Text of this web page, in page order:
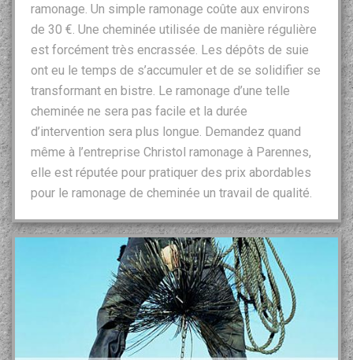
ramonage. Un simple ramonage coûte aux environs
de 30 €. Une cheminée utilisée de manière régulière
est forcément très encrassée. Les dépôts de suie
ont eu le temps de s’accumuler et de se solidifier se
transformant en bistre. Le ramonage d’une telle
cheminée ne sera pas facile et la durée
d’intervention sera plus longue. Demandez quand
même à l’entreprise Christol ramonage à Parennes,
elle est réputée pour pratiquer des prix abordables
pour le ramonage de cheminée un travail de qualité.